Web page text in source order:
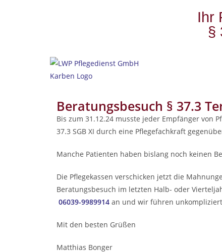
Ihr
§
Beratungsbesuch § 37.3
Bis zum 31.12.24 musste jeder Empfänger von
37.3 SGB XI durch eine Pflegefachkraft
Manche Patienten haben bislang noch keinen
Die Pflegekassen verschicken jetzt die
Beratungsbesuch im letzten Halb- oder
06039-9989914 an und wir führen
Mit den besten Grüßen
Matthias Bonger